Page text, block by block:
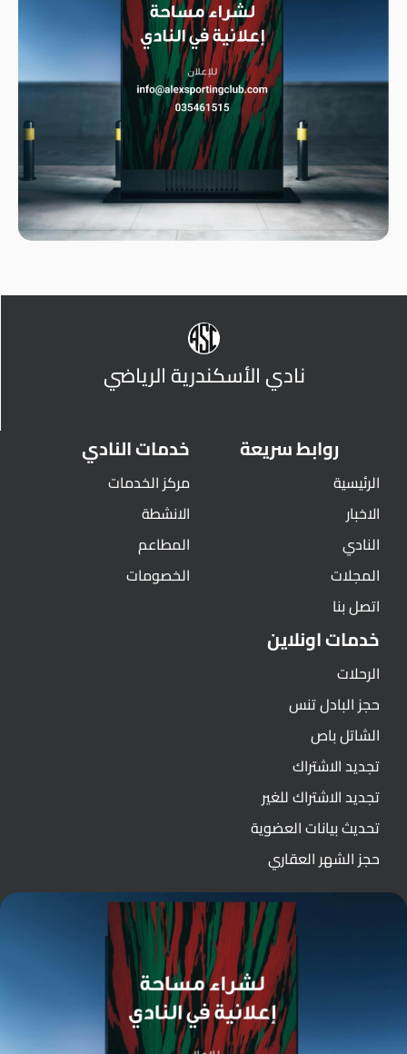
نادي الأسكندرية الرياضي
روابط سريعة
الرئيسية
الاخبار
النادي
المجلات
اتصل بنا
خدمات النادي
مركز الخدمات
الانشطة
المطاعم
الخصومات
خدمات اونلاين
الرحلات
حجز البادل تنس
الشاتل باص
تجديد الاشتراك
تجديد الاشتراك للغير
تحديث بيانات العضوية
حجز الشهر العقاري